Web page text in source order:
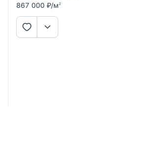
867 000 ₽/м2